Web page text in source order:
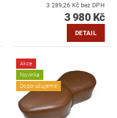
3 289,26 Kč bez DPH
3 980 Kč
DETAIL
Akce
Novinka
Doporučujeme